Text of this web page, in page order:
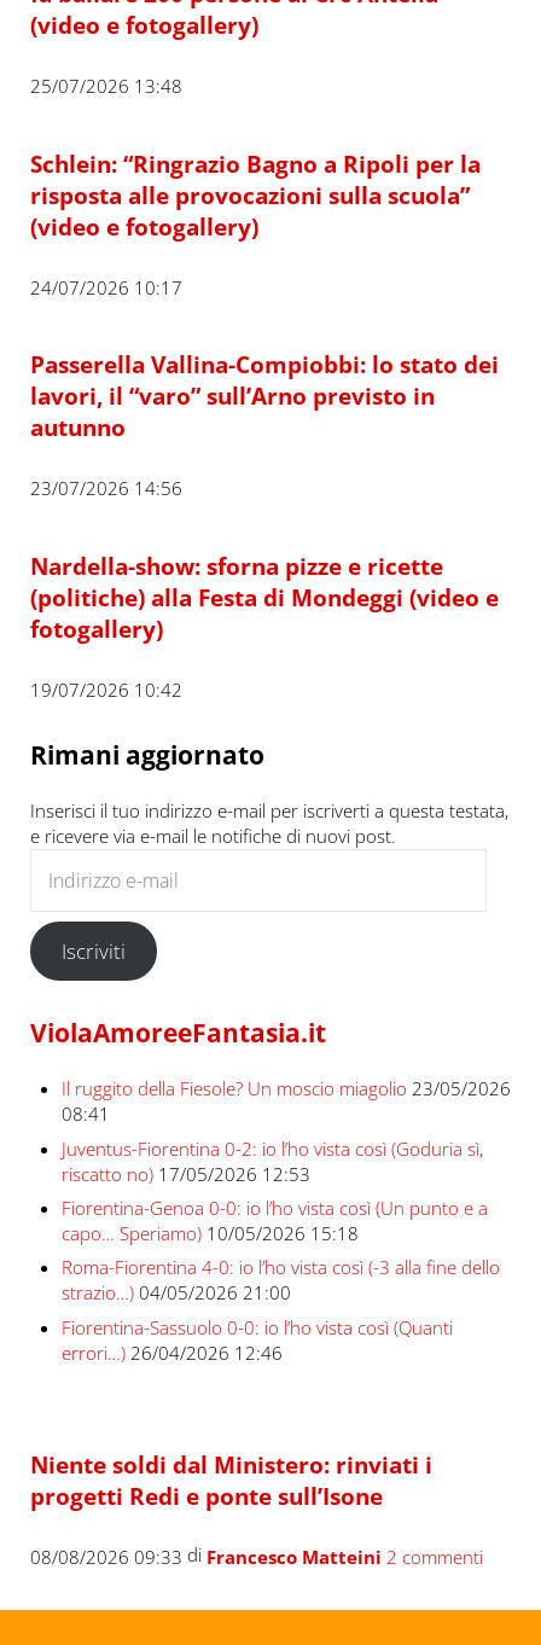
(video e fotogallery)
25/07/2026 13:48
Schlein: “Ringrazio Bagno a Ripoli per la
risposta alle provocazioni sulla scuola”
(video e fotogallery)
24/07/2026 10:17
Passerella Vallina-Compiobbi: lo stato dei
lavori, il “varo” sull’Arno previsto in
autunno
23/07/2026 14:56
Nardella-show: sforna pizze e ricette
(politiche) alla Festa di Mondeggi (video e
fotogallery)
19/07/2026 10:42
Rimani aggiornato
Inserisci il tuo indirizzo e-mail per iscriverti a questa testata,
e ricevere via e-mail le notifiche di nuovi post.
Iscriviti
ViolaAmoreeFantasia.it
Il ruggito della Fiesole? Un moscio miagolio 23/05/2026
08:41
Juventus-Fiorentina 0-2: io l’ho vista così (Goduria sì,
riscatto no) 17/05/2026 12:53
Fiorentina-Genoa 0-0: io l’ho vista così (Un punto e a
capo… Speriamo) 10/05/2026 15:18
Roma-Fiorentina 4-0: io l’ho vista così (-3 alla fine dello
strazio…) 04/05/2026 21:00
Fiorentina-Sassuolo 0-0: io l’ho vista così (Quanti
errori…) 26/04/2026 12:46
Niente soldi dal Ministero: rinviati i
progetti Redi e ponte sull’Isone
08/08/2026 09:33 di Francesco Matteini 2 commenti